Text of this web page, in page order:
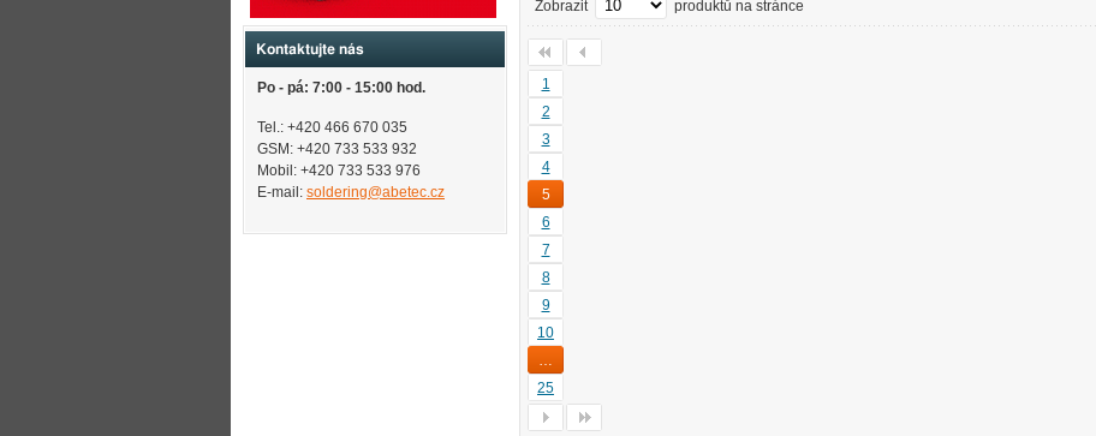
Zobrazit
produktů na stránce
1
2
3
4
5
6
7
8
9
10
25
Kontaktujte nás
Po - pá: 7:00 - 15:00 hod.
Tel.: +420 466 670 035
GSM: +420 733 533 932
Mobil: +420 733 533 976
E-mail: soldering@abetec.cz